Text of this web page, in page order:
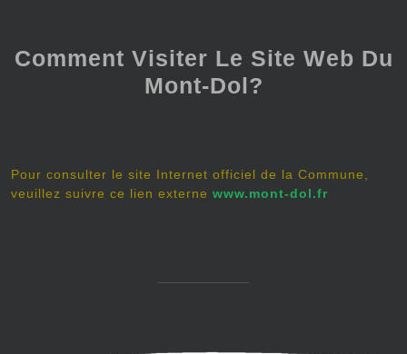
Comment Visiter Le Site Web Du
Mont-Dol?
Pour consulter le site Internet officiel de la Commune,
veuillez suivre ce lien externe www.mont-dol.fr